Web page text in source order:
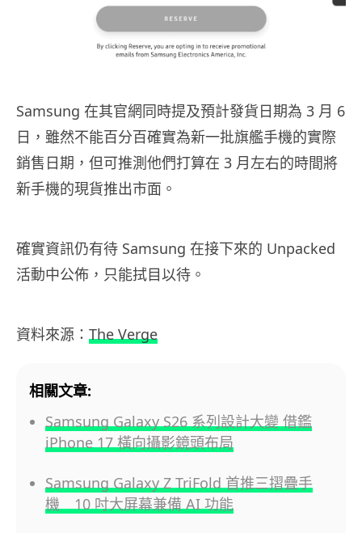
Samsung 在其官網同時提及預計發貨日期為 3 月 6
日，雖然不能百分百確實為新一批旗艦手機的實際
銷售日期，但可推測他們打算在 3 月左右的時間將
新手機的現貨推出市面。
確實資訊仍有待 Samsung 在接下來的 Unpacked
活動中公佈，只能拭目以待。
資料來源： The Verge
相關文章:
Samsung Galaxy S26 系列設計大變 借鑑
iPhone 17 橫向攝影鏡頭布局
Samsung Galaxy Z TriFold 首推三摺疊手
機 10 吋大屏幕兼備 AI 功能